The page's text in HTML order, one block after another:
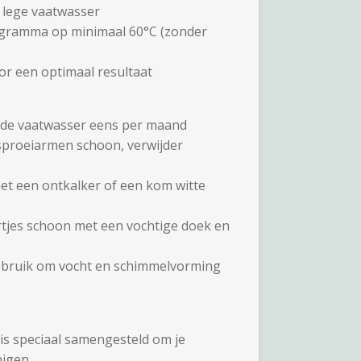
vaatwasser
op minimaal 60°C (zonder
een optimaal resultaat
vaatwasser eens per maand
schoon, verwijder
een ontkalker of een kom witte
schoon met een vochtige doek en
om vocht en schimmelvorming
speciaal samengesteld om je